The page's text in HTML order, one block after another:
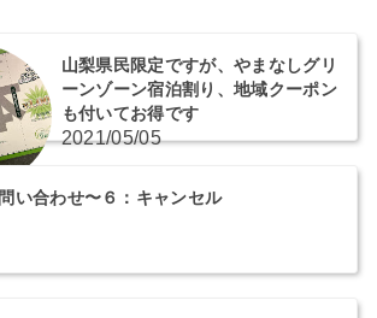
山梨県民限定ですが、やまなしグリ
ーンゾーン宿泊割り、地域クーポン
も付いてお得です
2021/05/05
い合わせ〜６：キャンセル